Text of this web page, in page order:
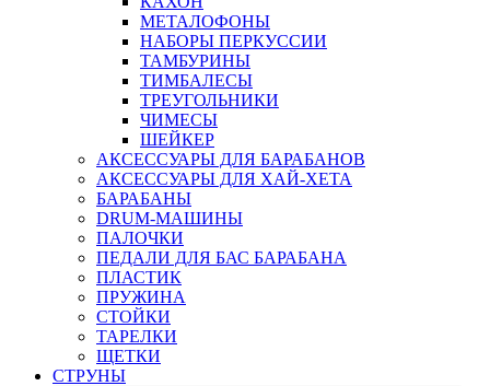
МЕТАЛОФОНЫ
НАБОРЫ ПЕРКУССИИ
ТАМБУРИНЫ
ТИМБАЛЕСЫ
ТРЕУГОЛЬНИКИ
ЧИМЕСЫ
ШЕЙКЕР
АКСЕССУАРЫ ДЛЯ БАРАБАНОВ
АКСЕССУАРЫ ДЛЯ ХАЙ-ХЕТА
БАРАБАНЫ
DRUM-МАШИНЫ
ПАЛОЧКИ
ПЕДАЛИ ДЛЯ БАС БАРАБАНА
ПЛАСТИК
ПРУЖИНА
СТОЙКИ
ТАРЕЛКИ
ЩЕТКИ
СТРУНЫ